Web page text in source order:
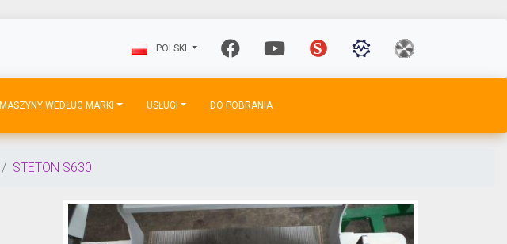
POLSKI
MASZYNY WEDŁUG MARKI USŁUGI DO POBRANIA
STETON S630